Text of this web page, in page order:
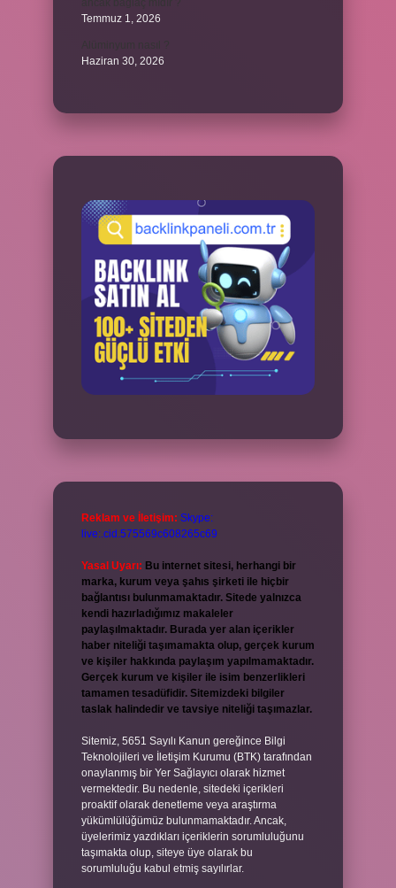
Temmuz 1, 2026
Haziran 30, 2026
Reklam ve İletişim: Skype:
live:.cid.575569c608265c69
Yasal Uyarı: Bu internet sitesi, herhangi bir
marka, kurum veya şahıs şirketi ile hiçbir
bağlantısı bulunmamaktadır. Sitede yalnızca
kendi hazırladığımız makaleler
paylaşılmaktadır. Burada yer alan içerikler
haber niteliği taşımamakta olup, gerçek kurum
ve kişiler hakkında paylaşım yapılmamaktadır.
Gerçek kurum ve kişiler ile isim benzerlikleri
tamamen tesadüfidir. Sitemizdeki bilgiler
taslak halindedir ve tavsiye niteliği taşımazlar.
Sitemiz, 5651 Sayılı Kanun gereğince Bilgi
Teknolojileri ve İletişim Kurumu (BTK) tarafından
onaylanmış bir Yer Sağlayıcı olarak hizmet
vermektedir. Bu nedenle, sitedeki içerikleri
proaktif olarak denetleme veya araştırma
yükümlülüğümüz bulunmamaktadır. Ancak,
üyelerimiz yazdıkları içeriklerin sorumluluğunu
taşımakta olup, siteye üye olarak bu
sorumluluğu kabul etmiş sayılırlar.